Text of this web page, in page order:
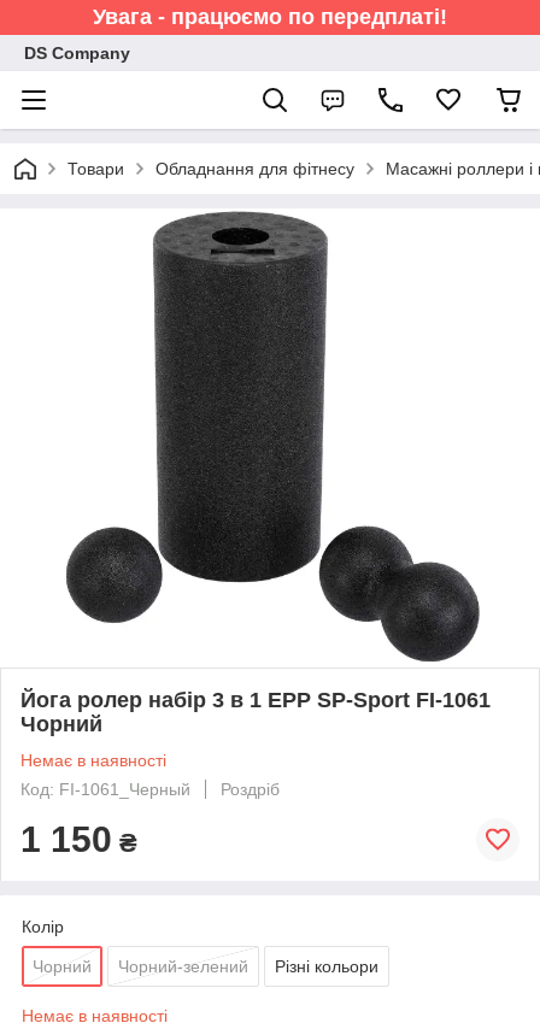
Увага - працюємо по передплаті!
DS Company
Товари Обладнання для фітнесу Масажні роллери і
Йога ролер набір 3 в 1 EPP SP-Sport FI-1061
Чорний
Немає в наявності
Код: FI-1061_Черный
Роздріб
1 150 ₴
Колір
Чорний Чорний-зелений Різні кольори
Немає в наявності